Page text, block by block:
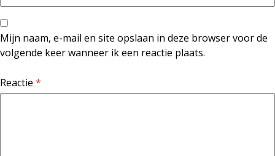
Mijn naam, e-mail en site opslaan in deze browser voor de
volgende keer wanneer ik een reactie plaats.
Reactie *